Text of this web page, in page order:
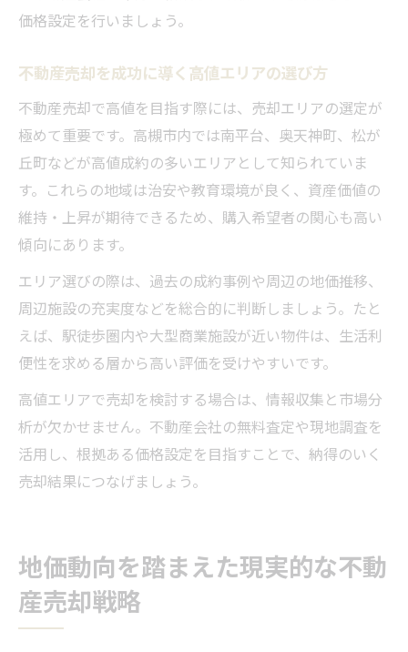
価格設定を行いましょう。
不動産売却を成功に導く高値エリアの選び方
不動産売却で高値を目指す際には、売却エリアの選定が
極めて重要です。高槻市内では南平台、奥天神町、松が
丘町などが高値成約の多いエリアとして知られていま
す。これらの地域は治安や教育環境が良く、資産価値の
維持・上昇が期待できるため、購入希望者の関心も高い
傾向にあります。
エリア選びの際は、過去の成約事例や周辺の地価推移、
周辺施設の充実度などを総合的に判断しましょう。たと
えば、駅徒歩圏内や大型商業施設が近い物件は、生活利
便性を求める層から高い評価を受けやすいです。
高値エリアで売却を検討する場合は、情報収集と市場分
析が欠かせません。不動産会社の無料査定や現地調査を
活用し、根拠ある価格設定を目指すことで、納得のいく
売却結果につなげましょう。
地価動向を踏まえた現実的な不動
産売却戦略